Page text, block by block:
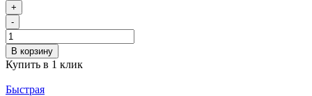
+
-
В корзину
Купить в 1 клик
Быстрая